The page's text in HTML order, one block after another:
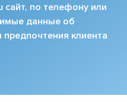
по телефону или
данные об
клиента